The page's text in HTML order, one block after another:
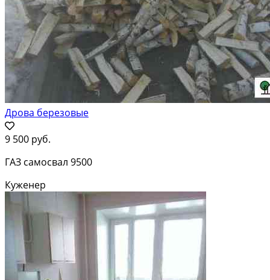
Дрова березовые
9 500 руб.
ГАЗ самосвал 9500
Куженер